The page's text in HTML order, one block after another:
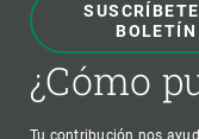
BOLETÍN
¿Cómo